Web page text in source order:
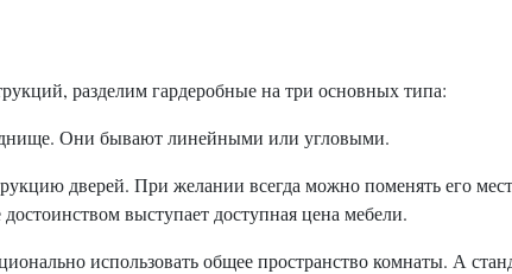
разделим гардеробные на три основных типа:
Они бывают линейными или угловыми.
дверей. При желании всегда можно поменять его
выступает доступная цена мебели.
использовать общее пространство комнаты. А